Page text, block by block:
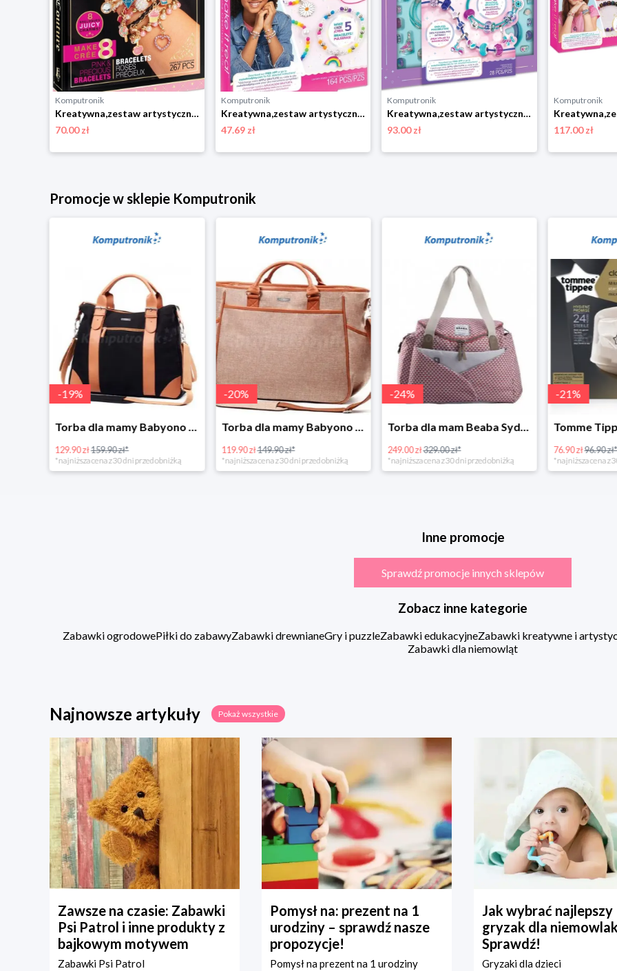
Komputronik
Kreatywna,zestaw artystyczny,zestaw do odgrywania ról Make it Real Juicy Mini Pink & Precious Zestaw do tworzenia bransoletek Make It Real
70.00 zł
Komputronik
Kreatywna,zestaw artystyczny,zestaw do odgrywania ról Make it Real Rainbow Treasur bransoletki Make It Real
47.69 zł
Komputronik
Kreatywna,zestaw artystyczny,zestaw do odgrywania ról Make it Real Halo Charms True Blue Zestaw do tworzenia bransoletek Make It Real
93.00 zł
Komputronik
117.00 zł
Promocje w sklepie Komputronik
-19%
129.90 zł159.90 zł*
*najniższa cena z 30 dni przed obniżką
-20%
119.90 zł149.90 zł*
*najniższa cena z 30 dni przed obniżką
-24%
249.00 zł329.00 zł*
*najniższa cena z 30 dni przed obniżką
-21%
76.90 zł96.90 zł*
*najniższa cena z
Inne promocje
Sprawdź promocje innych sklepów
Zobacz inne kategorie
Zabawki ogrodowePiłki do zabawyZabawki drewnianeGry i puzzleZabawki edukacyjneZabawki kreatywne i
Zabawki dla niemowląt
Najnowsze artykuły Pokaż wszystkie
Zawsze na czasie: Zabawki
Psi Patrol i inne produkty z
bajkowym motywem
Zabawki Psi Patrol
Pomysł na: prezent na 1
urodziny – sprawdź nasze
propozycje!
Pomysł na prezent na 1 urodziny
Jak wybrać najlepszy
gryzak dla
Sprawdź!
Gryzaki dla dzieci